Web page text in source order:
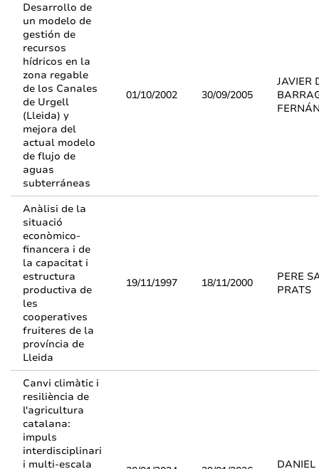
Desarrollo de
un modelo de
gestión de
recursos
hídricos en la
zona regable
de los Canales
de Urgell
(Lleida) y
mejora del
actual modelo
de flujo de
aguas
subterráneas
01/10/2002 30/09/2005
JAVIER
Anàlisi de la
situació
econòmico-
financera i de
la capacitat i
estructura
productiva de
les
cooperatives
fruiteres de la
província de
Lleida
19/11/1997 18/11/2000
PERE
PRATS
Canvi climàtic i
resiliència de
l'agricultura
catalana:
impuls
interdisciplinari
i multi-escala